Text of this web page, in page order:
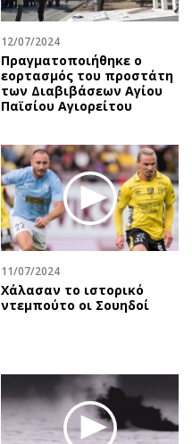
12/07/2024
Πραγματοποιήθηκε ο
εορτασμός του προστάτη
των Διαβιβάσεων Αγίου
Παϊσίου Αγιορείτου
11/07/2024
Χάλασαν το ιστορικό
ντεμπούτο οι Σουηδοί